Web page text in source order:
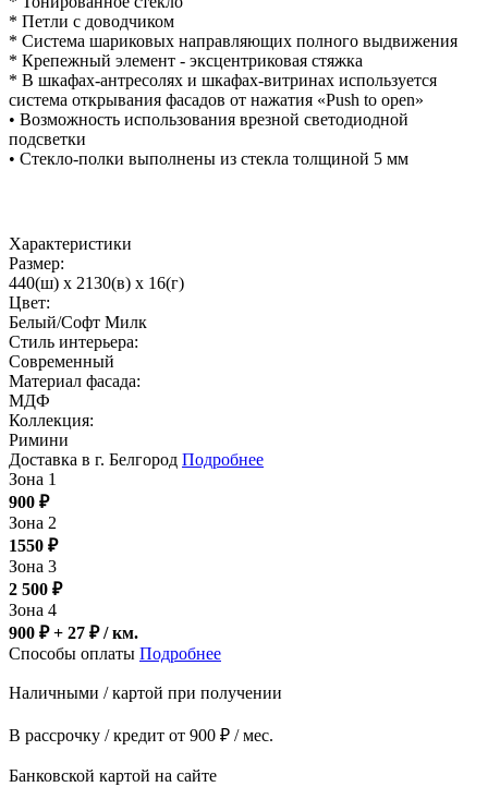
* Петли с доводчиком
* Система шариковых направляющих полного выдвижения
* Крепежный элемент - эксцентриковая стяжка
* В шкафах-антресолях и шкафах-витринах используется
система открывания фасадов от нажатия «Push to open»
• Возможность использования врезной светодиодной
подсветки
• Стекло-полки выполнены из стекла толщиной 5 мм
Характеристики
Размер:
440(ш) x 2130(в) x 16(г)
Цвет:
Белый/Софт Милк
Стиль интерьера:
Современный
Материал фасада:
МДФ
Коллекция:
Римини
Доставка в г. Белгород Подробнее
Зона 1
900 ₽
Зона 2
1550 ₽
Зона 3
2 500 ₽
Зона 4
900 ₽ + 27 ₽/ км.
Способы оплаты Подробнее
Наличными / картой при получении
В рассрочку / кредит от 900 ₽ / мес.
Банковской картой на сайте